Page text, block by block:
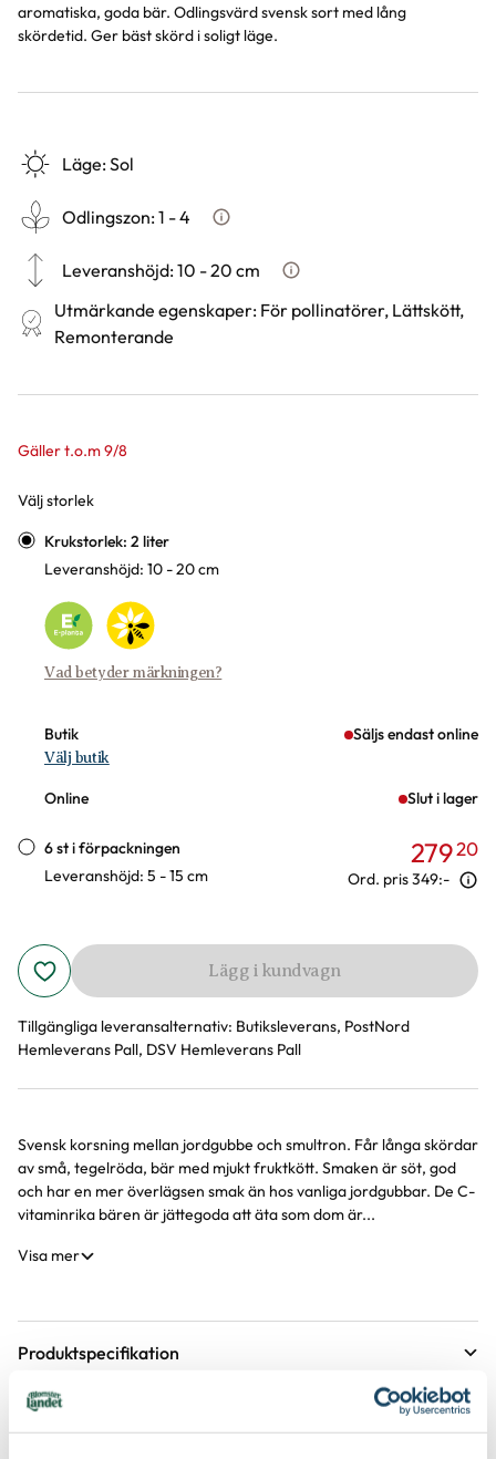
aromatiska, goda bär. Odlingsvärd svensk sort med lång
skördetid. Ger bäst skörd i soligt läge.
Läge:Sol
Odlingszon:1 - 4 Vad är odlingszon?
Leveranshöjd:10 - 20 cm Hur vi mäter leveranshöjd på
Utmärkande egenskaper: För pollinatörer, Lättskött,
Remonterande
Gäller t.o.m 9/8
Välj storlek
Varianter
Krukstorlek: 2 liter
Leveranshöjd: 10 - 20 cm
Vad betyder märkningen?
Butik Säljs endast online
Välj butik
Online Slut i lager
6 st i förpackningen
Leveranshöjd: 5 - 15 cm
27920
Ord. pris349:-
Lägg i kundvagn
Tillgängliga leveransalternativ: Butiksleverans, PostNord
Hemleverans Pall, DSV Hemleverans Pall
Produktinformation
Svensk korsning mellan jordgubbe och smultron. Får långa skördar
av små, tegelröda, bär med mjukt fruktkött. Smaken är söt, god
och har en mer överlägsen smak än hos vanliga jordgubbar. De C-
vitaminrika bären är jättegoda att äta som dom är...
Visa mer
Produktspecifikation
Krukstorlek
Skötselråd